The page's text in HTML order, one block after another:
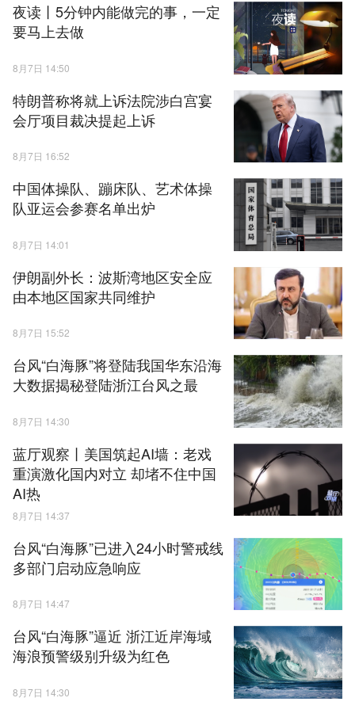
夜读丨5分钟内能做完的事，一定
要马上去做
8月7日 14:50
特朗普称将就上诉法院涉白宫宴
会厅项目裁决提起上诉
8月7日 16:52
中国体操队、蹦床队、艺术体操
队亚运会参赛名单出炉
8月7日 14:01
伊朗副外长：波斯湾地区安全应
由本地区国家共同维护
8月7日 15:52
台风“白海豚”将登陆我国华东沿海
大数据揭秘登陆浙江台风之最
8月7日 14:30
蓝厅观察丨美国筑起AI墙：老戏
重演激化国内对立 却堵不住中国
AI热
8月7日 14:37
台风“白海豚”已进入24小时警戒线
多部门启动应急响应
8月7日 14:47
台风“白海豚”逼近 浙江近岸海域
海浪预警级别升级为红色
8月7日 14:30